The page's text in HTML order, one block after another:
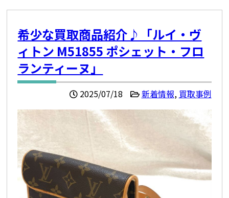
希少な買取商品紹介♪「ルイ・ヴ
ィトン M51855 ポシェット・フロ
ランティーヌ」
2025/07/18 新着情報, 買取事例